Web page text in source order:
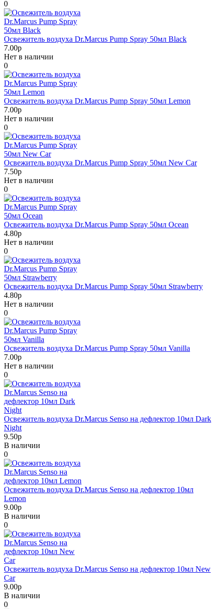
0
Освежитель воздуха Dr.Marcus Pump Spray 50мл Black
7.00р
Нет в наличии
0
Освежитель воздуха Dr.Marcus Pump Spray 50мл Lemon
7.00р
Нет в наличии
0
Освежитель воздуха Dr.Marcus Pump Spray 50мл New Car
7.50р
Нет в наличии
0
Освежитель воздуха Dr.Marcus Pump Spray 50мл Ocean
4.80р
Нет в наличии
0
Освежитель воздуха Dr.Marcus Pump Spray 50мл Strawberry
4.80р
Нет в наличии
0
Освежитель воздуха Dr.Marcus Pump Spray 50мл Vanilla
7.00р
Нет в наличии
0
Освежитель воздуха Dr.Marcus Senso на дефлектор 10мл Dark
Night
9.50р
В наличии
0
Освежитель воздуха Dr.Marcus Senso на дефлектор 10мл
Lemon
9.00р
В наличии
0
Освежитель воздуха Dr.Marcus Senso на дефлектор 10мл New
Car
9.00р
В наличии
0